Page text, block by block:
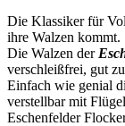
Die Klassiker für
ihre Walzen kommt.
Die Walzen der
verschleißfrei, gut
Einfach wie genial
verstellbar mit
Eschenfelder